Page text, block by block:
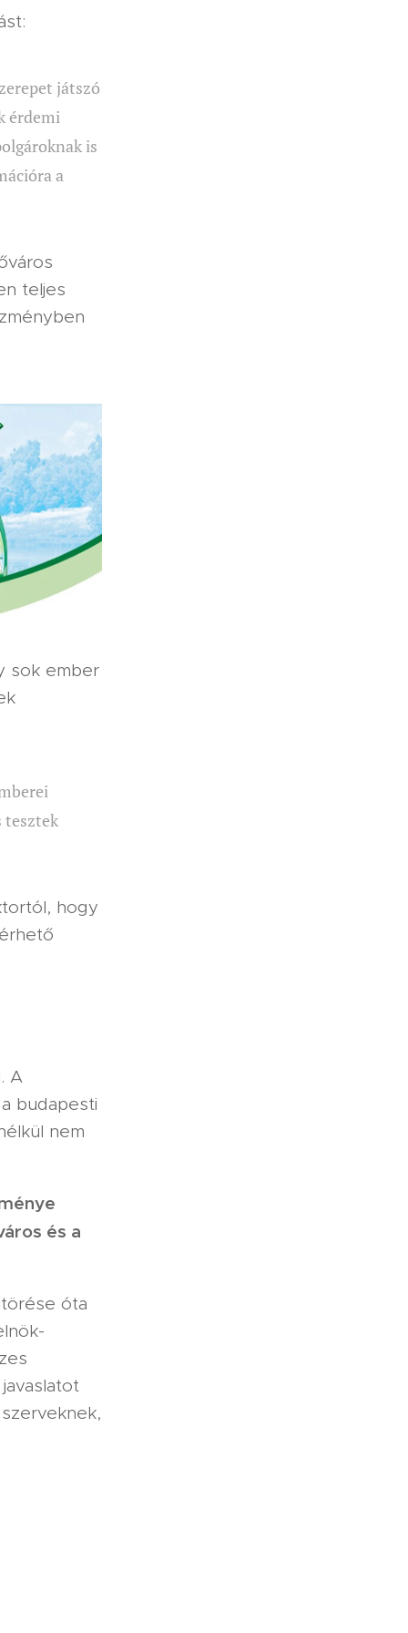
játszó
érdemi
is
a
teljes
sok ember
tesztek
hogy
A
budapesti
nem
és a
óta